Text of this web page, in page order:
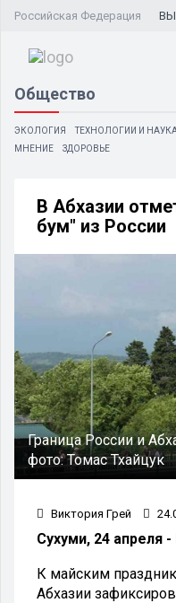
Российская Федерация
Общество
ЭКОЛОГИЯ ТЕХНОЛОГИИ И
МНЕНИЕ
ЗДОРОВЬЕ
В Абхазии
бум" из России
Граница России и
фото:Томас Тхайцук
Виктория Грей
Сухуми, 24 апреля -
К майским
Абхазии